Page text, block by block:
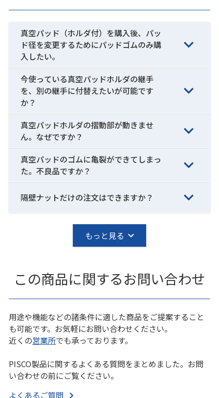
真空パッド（ホルダ付）を購入後、パッ
ド径を変更するためにパッドゴムのみ購
入したい。
今使っている真空パッドホルダの継手
を、別の継手に付替えたいが可能です
か？
真空パッドホルダの摺動部が動きませ
ん。なぜですか？
真空パッドのゴムに亀裂ができてしまっ
た。不良品ですか？
隔壁ナットだけの注文はできますか？
もっと見る
この商品に関するお問い合わせ
用途や機能などの諸条件に適した商品をご提案すること
も可能です。お気軽にお問い合わせください。
近くの営業所でも承っております。
PISCO製品に関するよくある質問をまとめました。お問
い合わせの前にご覧ください。
よくあるご質問